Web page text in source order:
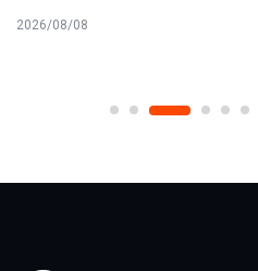
2026/08/08